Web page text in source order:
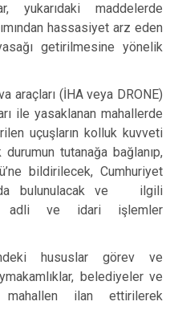
yukarıdaki maddelerde
hassasiyet arz eden
getirilmesine yönelik
araçları (İHA veya DRONE)
ile yasaklanan mahallerde
uçuşların kolluk kuvveti
tutanağa bağlanıp,
bildirilecek, Cumhuriyet
bulunulacak ve ilgili
adli ve idari işlemler
hususlar görev ve
belediyeler ve
mahallen ilan ettirilerek